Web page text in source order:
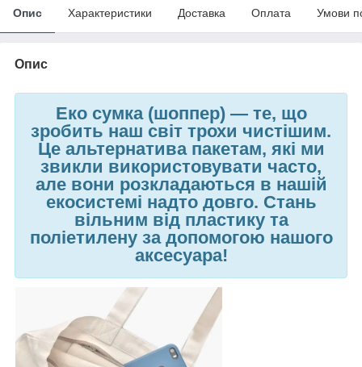
Опис Характеристики Доставка Оплата Умови
Опис
Еко сумка (шоппер) —те, що
зробить наш світ трохи чистішим.
Це альтернатива пакетам, які ми
звикли використовувати часто,
але вони розкладаються в нашій
екосистемі надто довго. Стань
вільним від пластику та
поліетилену за допомогою нашого
аксесуара!